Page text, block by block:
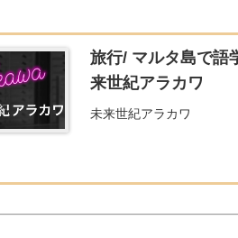
旅行/ マルタ島で語
来世紀アラカワ
未来世紀アラカワ